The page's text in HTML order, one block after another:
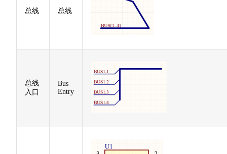
总线 总线
总线
入口
Bus
Entry